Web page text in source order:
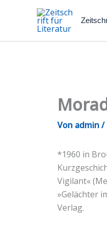
Von admin/
*1960 in
Vigilant«
»Gelächter
Verlag.